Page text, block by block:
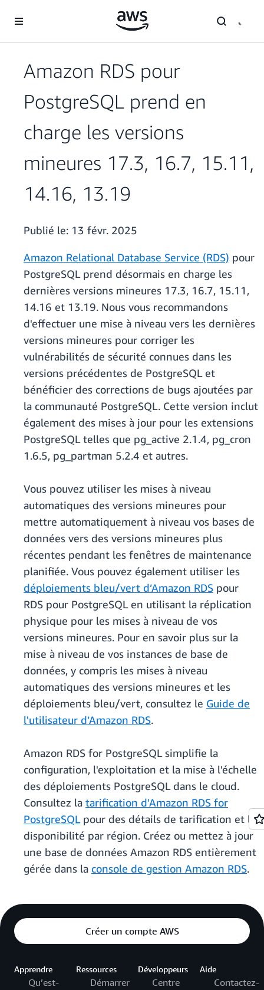
Amazon RDS pour
PostgreSQL prend en
charge les versions
mineures 17.3, 16.7, 15.11,
14.16, 13.19
Publié le: 13 févr. 2025
Amazon Relational Database Service (RDS) pour
PostgreSQL prend désormais en charge les
dernières versions mineures 17.3, 16.7, 15.11,
14.16 et 13.19. Nous vous recommandons
d'effectuer une mise à niveau vers les dernières
versions mineures pour corriger les
vulnérabilités de sécurité connues dans les
versions précédentes de PostgreSQL et
bénéficier des corrections de bugs ajoutées par
la communauté PostgreSQL. Cette version inclut
également des mises à jour pour les extensions
PostgreSQL telles que pg_active 2.1.4, pg_cron
1.6.5, pg_partman 5.2.4 et autres.
Vous pouvez utiliser les mises à niveau
automatiques des versions mineures pour
mettre automatiquement à niveau vos bases de
données vers des versions mineures plus
récentes pendant les fenêtres de maintenance
planifiée. Vous pouvez également utiliser les
déploiements bleu/vert d’Amazon RDS pour
RDS pour PostgreSQL en utilisant la réplication
physique pour les mises à niveau de vos
versions mineures. Pour en savoir plus sur la
mise à niveau de vos instances de base de
données, y compris les mises à niveau
automatiques des versions mineures et les
déploiements bleu/vert, consultez le Guide de
l'utilisateur d’Amazon RDS.
Amazon RDS for PostgreSQL simplifie la
configuration, l'exploitation et la mise à l'échelle
des déploiements PostgreSQL dans le cloud.
Consultez la tarification d'Amazon RDS for
PostgreSQLpour des détails de tarification et la
disponibilité par région. Créez ou mettez à jour
une base de données Amazon RDS entièrement
gérée dans la console de gestion Amazon RDS.
Créer un compte AWS
Apprendre
Qu’est-
Ressources
Démarrer
Développeurs
Centre
Aide
Contactez-